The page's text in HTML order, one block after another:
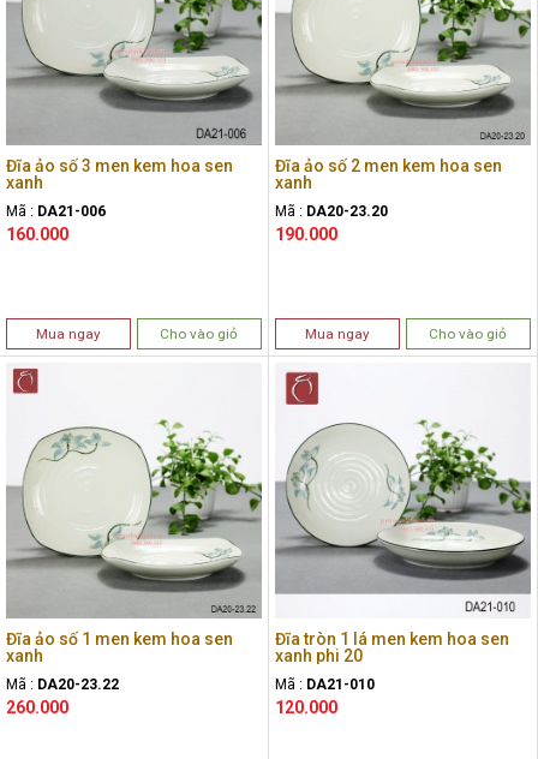
Đĩa ảo số 3 men kem hoa sen
xanh
Mã : DA21-006
160.000
Mua ngay Cho vào giỏ
Đĩa ảo số 2 men kem hoa sen
xanh
Mã : DA20-23.20
190.000
Mua ngay Cho vào giỏ
Đĩa ảo số 1 men kem hoa sen
xanh
Mã : DA20-23.22
260.000
Đĩa tròn 1 lá men kem hoa sen
xanh phi 20
Mã : DA21-010
120.000